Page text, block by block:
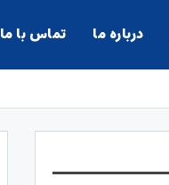
درباره ما تماس با ما